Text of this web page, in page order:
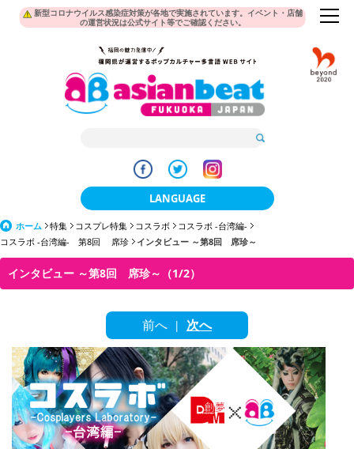
新型コロナウイルス感染症対策が各地で実施されています。イベント・店舗
の運営状況は公式サイト等でご確認ください。
LANGUAGE
日本語
한국어
簡体中文
繁體中文
English
ภาษาไทย
tiéng Viêt
ホーム 特集 コスプレ特集 コスラボ
コスラボ -台湾編-
コスラボ -台湾編- 第8回 席珍
インタビュー ～第8回 席珍～
インタビュー ～第8回 席珍～（1/2）
前へ | 次へ